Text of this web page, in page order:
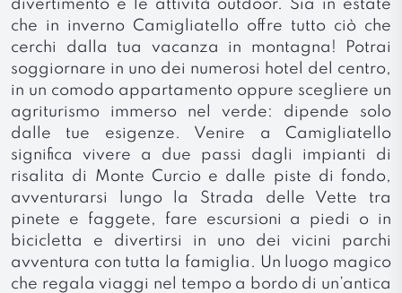
divertimento e le attività outdoor. Sia in estate
che in inverno Camigliatello offre tutto ciò che
cerchi dalla tua vacanza in montagna! Potrai
soggiornare in uno dei numerosi hotel del centro,
in un comodo appartamento oppure scegliere un
agriturismo immerso nel verde: dipende solo
dalle tue esigenze. Venire a Camigliatello
significa vivere a due passi dagli impianti di
risalita di Monte Curcio e dalle piste di fondo,
avventurarsi lungo la Strada delle Vette tra
pinete e faggete, fare escursioni a piedi o in
bicicletta e divertirsi in uno dei vicini parchi
avventura con tutta la famiglia. Un luogo magico
che regala viaggi nel tempo a bordo di un’antica